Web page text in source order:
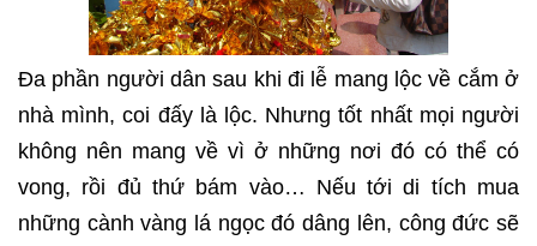
Đa phần người dân sau khi đi lễ mang lộc về cắm ở
nhà mình, coi đấy là lộc. Nhưng tốt nhất mọi người
không nên mang về vì ở những nơi đó có thể có
vong, rồi đủ thứ bám vào… Nếu tới di tích mua
những cành vàng lá ngọc đó dâng lên, công đức sẽ